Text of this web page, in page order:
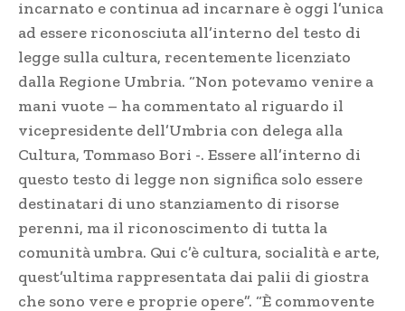
incarnato e continua ad incarnare è oggi l’unica
ad essere riconosciuta all’interno del testo di
legge sulla cultura, recentemente licenziato
dalla Regione Umbria. “Non potevamo venire a
mani vuote – ha commentato al riguardo il
vicepresidente dell’Umbria con delega alla
Cultura, Tommaso Bori -. Essere all’interno di
questo testo di legge non significa solo essere
destinatari di uno stanziamento di risorse
perenni, ma il riconoscimento di tutta la
comunità umbra. Qui c’è cultura, socialità e arte,
quest’ultima rappresentata dai palii di giostra
che sono vere e proprie opere”. “È commovente